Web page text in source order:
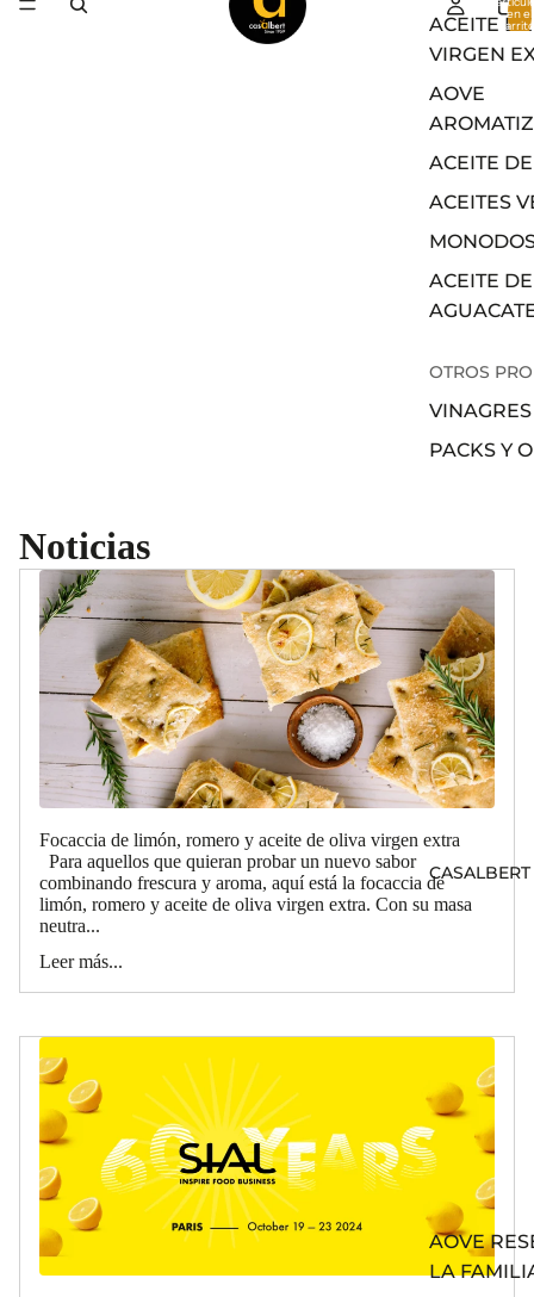
ACEITE
VIRGEN
AOVE
ACEITE
ACEITES
ACEITE DE
OTROS
VINAGRES
PACKS Y
AOVE
LA
en el
Noticias
Focaccia de limón, romero y aceite de oliva virgen extra
Para aquellos que quieran probar un nuevo sabor
combinando frescura y aroma, aquí está la focaccia de
limón, romero y aceite de oliva virgen extra. Con su masa
neutra...
Leer más...